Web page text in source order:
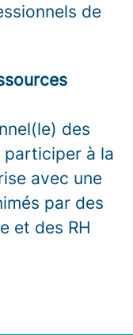
de
des
participer à la
avec une
par des
et des RH